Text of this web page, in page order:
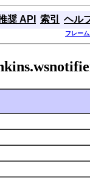
奨 API 索引 ヘル
フレー